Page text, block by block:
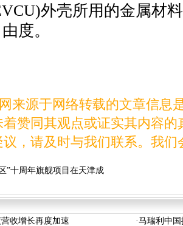
外壳所用的金属材
度。
源于网络转载的文章信息
赞同其观点或证实其内容
，请及时与我们联系。我
”十周年旗舰项目在天津成
收增长再度加速 ·马瑞利中